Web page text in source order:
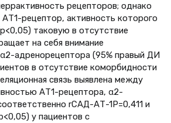
рецепторов; однако
рецептор, активность которого
таковую в отсутствие
на себя внимание
адренорецептора (95% правый ДИ
в отсутствие коморбидности
связь выявлена между
АТ1-рецептора, α2-
rСАД-АТ-1Р=0,411 и
у пациентов с